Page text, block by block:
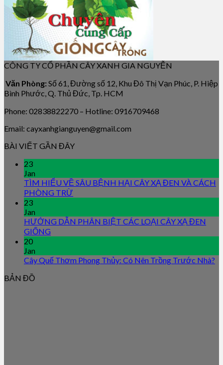
CÔNG TY CỔ PHẦN CÂY XANH GIA NGUYỄN
Văn Phòng: Số 61, Đường số 12, Khu Đô Thị Vạn Phúc, P. Hiệp
Bình Phước, Q. Thủ Đức, Tp. HCM
Phone: 02838822270 – Hotline: 0916709468
Email: cayxanhgianguyen@gmail.com
BÀI VIẾT GẦN ĐÂY
23
Jan
TÌM HIỂU VỀ SÂU BỆNH HẠI CÂY XẠ ĐEN VÀ CÁCH
PHÒNG TRỪ
23
Jan
HƯỚNG DẪN PHÂN BIỆT CÁC LOẠI CÂY XẠ ĐEN
GIỐNG
20
Jan
Cây Quế Thơm Phong Thủy: Có Nên Trồng Trước Nhà?
BẢN ĐỒ